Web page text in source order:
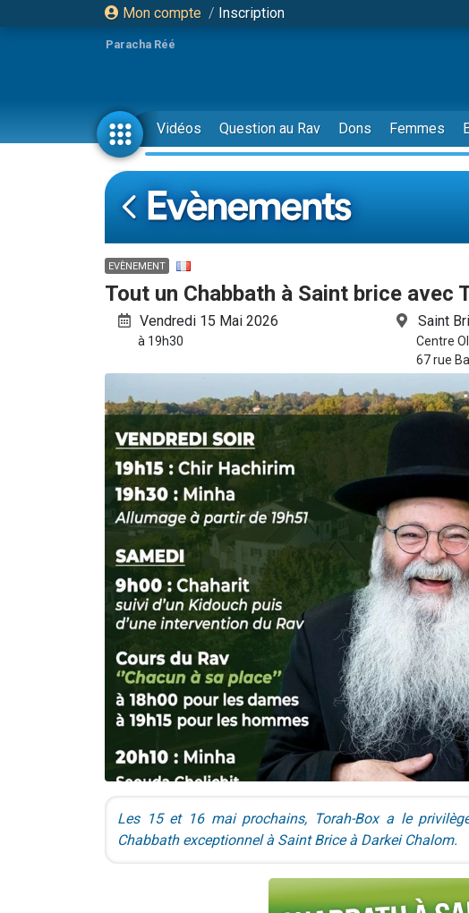
Mon compte / Inscription
Paracha Réé
Vidéos Question au Rav Dons Femmes
EVÈNEMENT
Tout un Chabbath à Saint brice avec
Vendredi 15 Mai 2026
à 19h30
Saint
Centre
67 rue
Les 15 et 16 mai prochains, Torah-Box a le
Chabbath exceptionnel à Saint Brice à Darkei Chalom.